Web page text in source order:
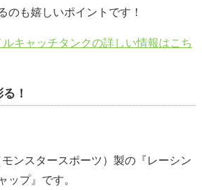
のも嬉しいポイントです！
キャッチタンクの詳しい情報はこち
！
ンスタースポーツ）製の『レーシン
ップ』です。